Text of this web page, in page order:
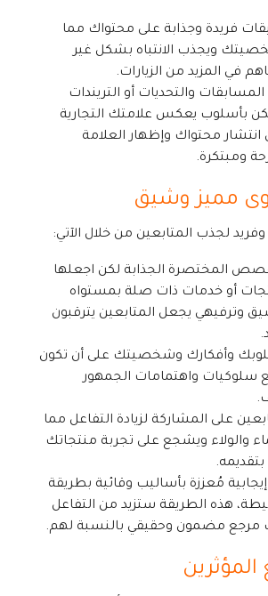
فريدة وجذابة على محتواك مما
ويجذب الانتباه بشكل غير
في المزيد من الزيارات.
والتحديات أو التريندات
بأسلوب يعكس علامتك التجارية
محتواك وإظهار العلامة
ومبتكرة.
مميز وشيق
لجذب المتابعين من خلال الآتي:
المختصرة الجذابة لكن اجعلها
أو خدمات ذات صلة بمستواه
وترفيهي يجعل المتابعين يترقبون
وأفكارك وشخصيتك على أن تكون
واهتمامات الجمهور
على المشاركة لزيادة التفاعل مما
والولاء ويشجع على تجربة منتجاتك
مُعززة بأساليب وقائية بطريقة
هذه الطريقة ستزيد من التفاعل
مضمون وحقيقي بالنسبة لهم.